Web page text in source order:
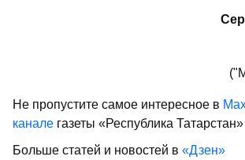
Не пропустите самое интересное в
канале газеты «Республика Татарстан»
Больше статей и новостей в «Дзен»